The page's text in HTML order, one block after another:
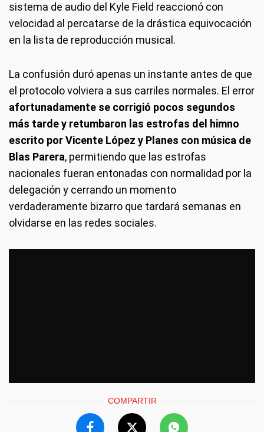
sistema de audio del Kyle Field reaccionó con
velocidad al percatarse de la drástica equivocación
en la lista de reproducción musical.
La confusión duró apenas un instante antes de que
el protocolo volviera a sus carriles normales. El error
afortunadamente se corrigió pocos segundos
más tarde y retumbaron las estrofas del himno
escrito por Vicente López y Planes con música de
Blas Parera, permitiendo que las estrofas
nacionales fueran entonadas con normalidad por la
delegación y cerrando un momento
verdaderamente bizarro que tardará semanas en
olvidarse en las redes sociales.
COMPARTIR